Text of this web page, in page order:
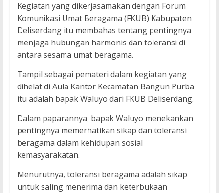
Kegiatan yang dikerjasamakan dengan Forum
Komunikasi Umat Beragama (FKUB) Kabupaten
Deliserdang itu membahas tentang pentingnya
menjaga hubungan harmonis dan toleransi di
antara sesama umat beragama.
Tampil sebagai pemateri dalam kegiatan yang
dihelat di Aula Kantor Kecamatan Bangun Purba
itu adalah bapak Waluyo dari FKUB Deliserdang.
Dalam paparannya, bapak Waluyo menekankan
pentingnya memerhatikan sikap dan toleransi
beragama dalam kehidupan sosial
kemasyarakatan.
Menurutnya, toleransi beragama adalah sikap
untuk saling menerima dan keterbukaan